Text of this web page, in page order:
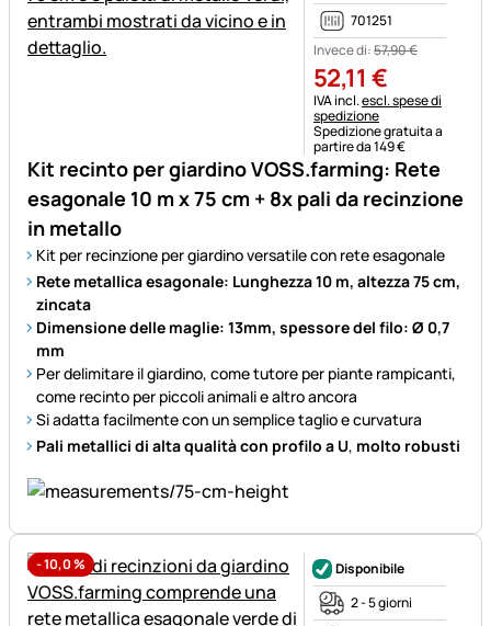
Kit recinto per giardino VOSS.farming: Rete
esagonale 10 m x 75 cm + 8x pali da recinzione
in metallo
Kit per recinzione per giardino versatile con rete esagonale
Rete metallica esagonale: Lunghezza 10 m, altezza 75 cm,
zincata
Dimensione delle maglie: 13mm, spessore del filo: Ø 0,7
mm
Per delimitare il giardino, come tutore per piante rampicanti,
come recinto per piccoli animali e altro ancora
Si adatta facilmente con un semplice taglio e curvatura
Pali metallici di alta qualità con profilo a U, molto robusti
701251
Invece di:57,90€
52,11 €
Informazioni fiscali:
IVA incl.escl. spese di
spedizione
Spedizione gratuita a
partire da 149 €
-10,0%
Disponibile
2 - 5 giorni